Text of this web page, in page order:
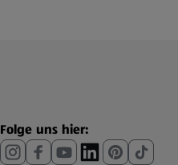
Folge uns hier: